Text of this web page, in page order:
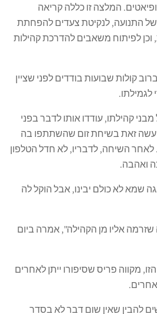
המלצה זו כללה קריאה
התנועה, לנקיטת צעדים להפחתת
לפיתוח משאבים להדרכת קהילות
קולות שבועות בודדים לפני שציין
קהילתו, עודדו אותו לדבר בפני
עשה זאת בשיחת זום שהשתתפו בה
השיחה, לדבריו, לא חדל הטלפון
ואהבה.
שמא לא כולם יבינו, אבל הוקל לה
אליו מן הקהילה", אמרה ביום
מקווה פריס שסיפורו ייתן לאחרים
להבין שאין שום דבר לא בסדר